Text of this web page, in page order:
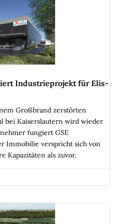
Industrieprojekt für Elis-
Großbrand zerstörten
bei Kaiserslautern wird wieder
fungiert GSE
Immobilie verspricht sich von
Kapazitäten als zuvor.